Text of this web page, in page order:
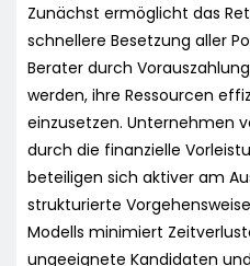
Zunächst ermöglicht das
schnellere Besetzung aller
Berater durch
werden, ihre Ressourcen
einzusetzen. Unternehmen
durch die finanzielle
beteiligen sich aktiver am
strukturierte
Modells minimiert
ungeeignete Kandidaten